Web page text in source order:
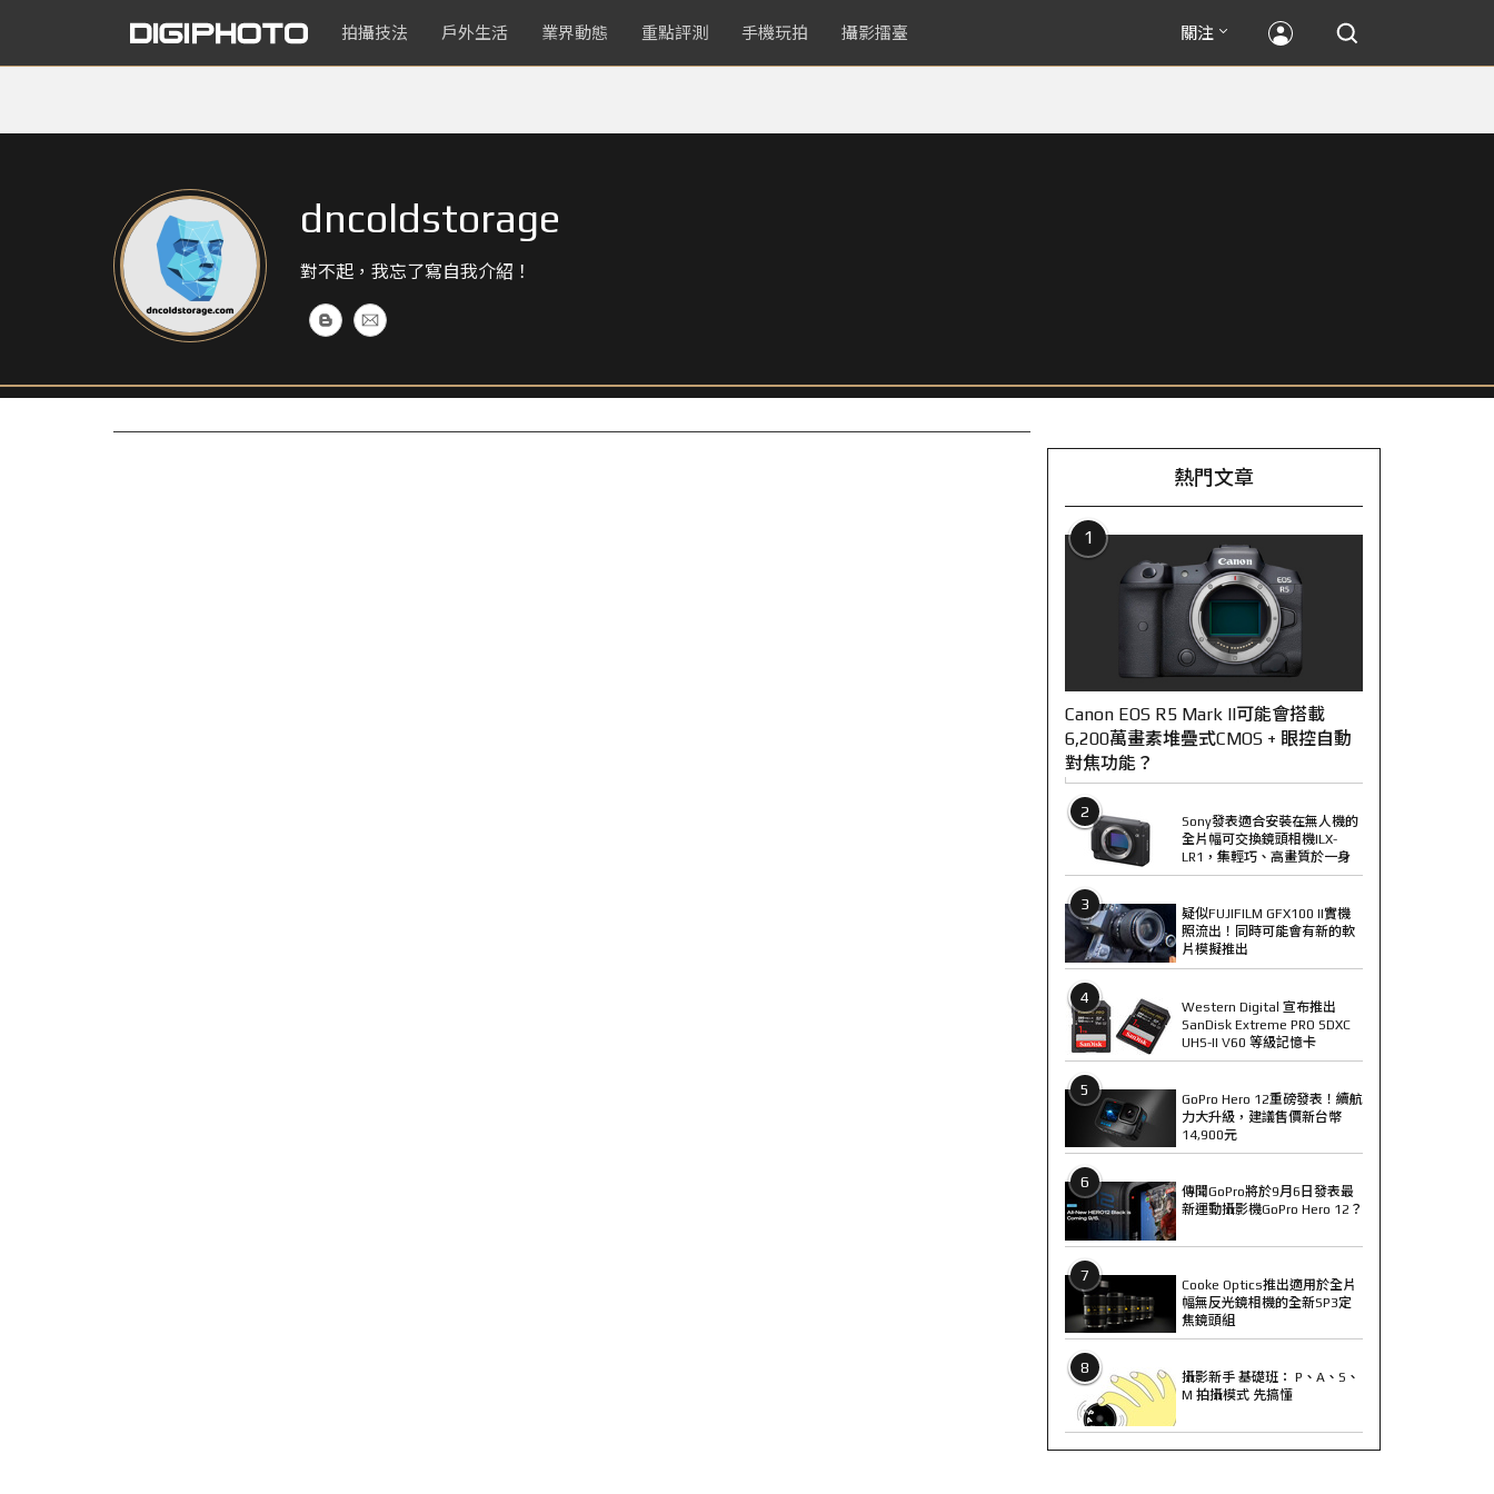
拍攝技法 戶外生活 業界動態 重點評測 手機玩拍 攝影擂臺 關注
dncoldstorage
對不起，我忘了寫自我介紹！
熱門文章
1
Canon EOS R5 Mark II可能會搭載
6,200萬畫素堆疊式CMOS + 眼控自動
對焦功能？
2
Sony發表適合安裝在無人機的
全片幅可交換鏡頭相機ILX-
LR1，集輕巧、高畫質於一身
3
疑似FUJIFILM GFX100 II實機
照流出！同時可能會有新的軟
片模擬推出
4
Western Digital 宣布推出
SanDisk Extreme PRO SDXC
UHS-II V60 等級記憶卡
5
GoPro Hero 12重磅發表！續航
力大升級，建議售價新台幣
14,900元
6
傳聞GoPro將於9月6日發表最
新運動攝影機GoPro Hero 12？
7
Cooke Optics推出適用於全片
幅無反光鏡相機的全新SP3定
焦鏡頭組
8
攝影新手 基礎班： P、A、S、
M 拍攝模式 先搞懂